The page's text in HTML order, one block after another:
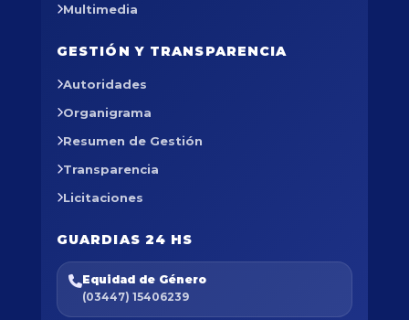
Multimedia
GESTIÓN Y TRANSPARENCIA
Autoridades
Organigrama
Resumen de Gestión
Transparencia
Licitaciones
GUARDIAS 24 HS
Equidad de Género
(03447) 15406239